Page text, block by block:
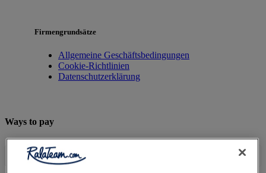
Firmengrundsätze
Allgemeine Geschäftsbedingungen
Cookie-Richtlinien
Datenschutzerklärung
Ways to pay